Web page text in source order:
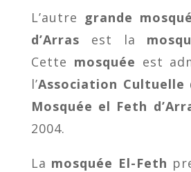
L’autre grande
d’Arras est la
Cette mosquée est
l’Association Cultuelle
Mosquée el Feth
2004.
La mosquée El-Feth